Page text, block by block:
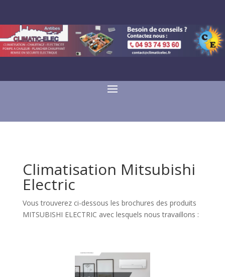
Climatisation Mitsubishi
Electric
Vous trouverez ci-dessous les brochures des produits
MITSUBISHI ELECTRIC avec lesquels nous travaillons :